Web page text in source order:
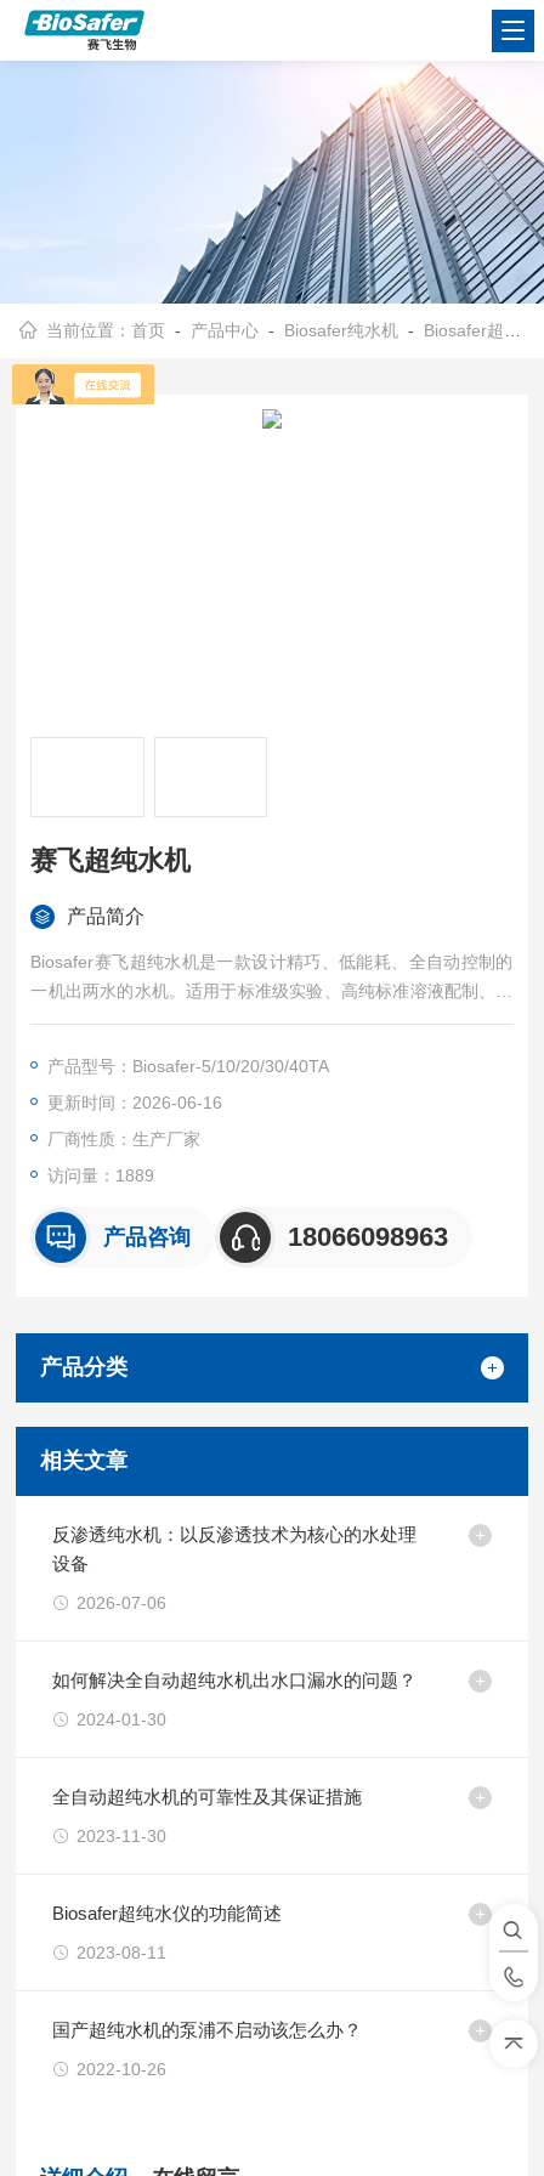
当前位置：首页 - 产品中心 - Biosafer纯水机 - Biosafer超纯水机
赛飞超纯水机
产品简介
Biosafer赛飞超纯水机是一款设计精巧、低能耗、全自动控制的
一机出两水的水机。适用于标准级实验、高纯标准溶液配制、定
量分析、血液检测、毒性检测、缓冲溶液配制、原子吸收/发射光
产品型号：Biosafer-5/10/20/30/40TA
更新时间：2026-06-16
厂商性质：生产厂家
访问量：1889
产品咨询 18066098963
产品分类
相关文章
反渗透纯水机：以反渗透技术为核心的水处理
设备
2026-07-06
如何解决全自动超纯水机出水口漏水的问题？
2024-01-30
全自动超纯水机的可靠性及其保证措施
2023-11-30
Biosafer超纯水仪的功能简述
2023-08-11
国产超纯水机的泵浦不启动该怎么办？
2022-10-26